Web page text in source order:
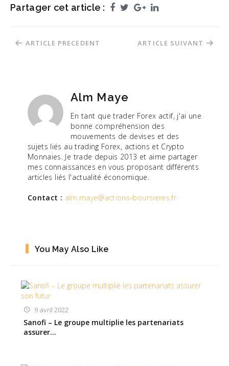
Partager cet article : Facebook
TwitterGoogle+LinkedIn
Navigation
de
ARTICLE PRECEDENT ARTICLE SUIVANT
Alm Maye
En tant que trader Forex actif, j'ai une
bonne compréhension des
mouvements de devises et des
sujets liés au trading Forex, actions et Crypto
Monnaies. Je trade depuis 2013 et aime partager
mes connaissances en vous proposant différents
articles liés l'actualité économique.
Contact : alm.maye@actions-boursieres.fr
You May Also Like
9 avril 2022
Sanofi – Le groupe multiplie les partenariats
assurer…